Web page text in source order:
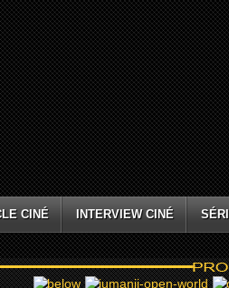
CINÉ INTERVIEW CINÉ